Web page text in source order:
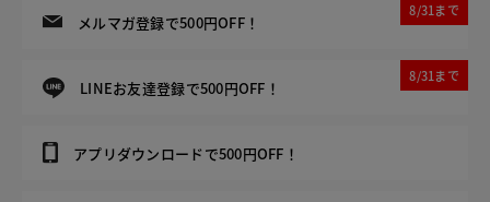
メルマガ登録で500円OFF！
8/31まで
LINEお友達登録で500円OFF！
8/31まで
アプリダウンロードで500円OFF！